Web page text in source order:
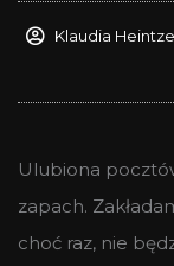
Klaudia Heintze
Ulubiona
zapach.
choć raz, nie